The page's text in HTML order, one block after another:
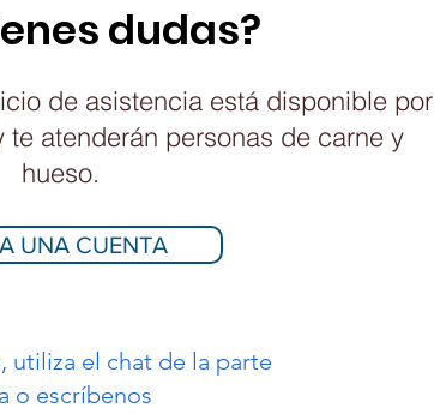
dudas?
de asistencia está disponible por
atenderán personas de carne y
hueso.
UNA CUENTA
utiliza el chat de la parte
o escríbenos